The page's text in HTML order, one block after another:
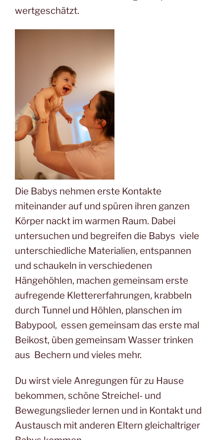
wertgeschätzt.
Die Babys nehmen erste Kontakte
miteinander auf und spüren ihren ganzen
Körper nackt im warmen Raum. Dabei
untersuchen und begreifen die Babys viele
unterschiedliche Materialien, entspannen
und schaukeln in verschiedenen
Hängehöhlen, machen gemeinsam erste
aufregende Klettererfahrungen, krabbeln
durch Tunnel und Höhlen, planschen im
Babypool, essen gemeinsam das erste mal
Beikost, üben gemeinsam Wasser trinken
aus Bechern und vieles mehr.
Du wirst viele Anregungen für zu Hause
bekommen, schöne Streichel- und
Bewegungslieder lernen und in Kontakt und
Austausch mit anderen Eltern gleichaltriger